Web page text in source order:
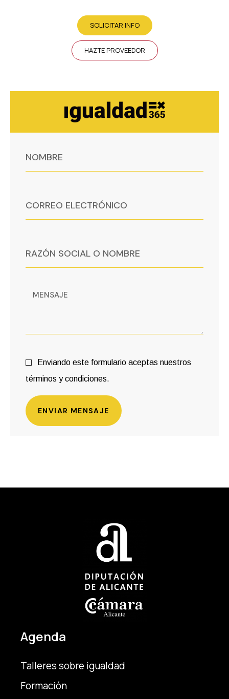
Enviando este formulario aceptas nuestros
términos y condiciones.
ENVIAR MENSAJE
SOLICITAR INFO
HAZTE PROVEEDOR
Agenda
Talleres sobre igualdad
Formación